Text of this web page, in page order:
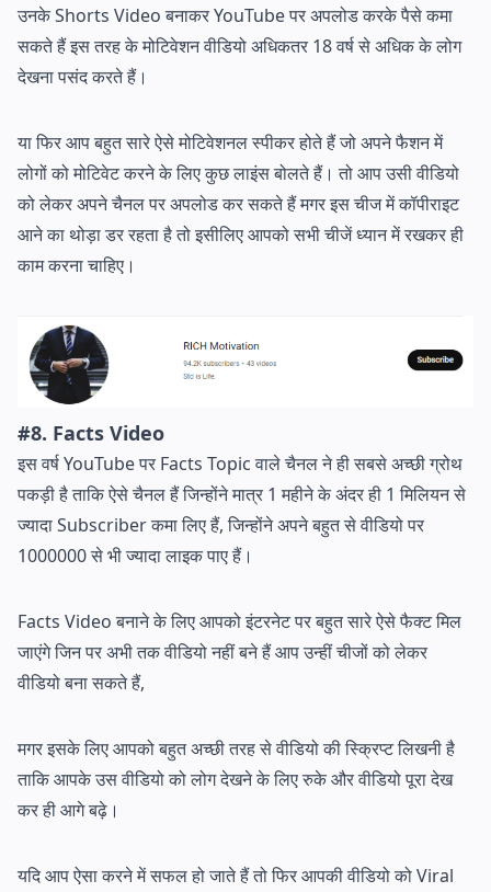
उनके Shorts Video बनाकर YouTube पर अपलोड करके पैसे कमा
सकते हैं इस तरह के मोटिवेशन वीडियो अधिकतर 18 वर्ष से अधिक के लोग
देखना पसंद करते हैं।
या फिर आप बहुत सारे ऐसे मोटिवेशनल स्पीकर होते हैं जो अपने फैशन में
लोगों को मोटिवेट करने के लिए कुछ लाइंस बोलते हैं। तो आप उसी वीडियो
को लेकर अपने चैनल पर अपलोड कर सकते हैं मगर इस चीज में कॉपीराइट
आने का थोड़ा डर रहता है तो इसीलिए आपको सभी चीजें ध्यान में रखकर ही
काम करना चाहिए।
#8. Facts Video
इस वर्ष YouTube पर Facts Topic वाले चैनल ने ही सबसे अच्छी ग्रोथ
पकड़ी है ताकि ऐसे चैनल हैं जिन्होंने मात्र 1 महीने के अंदर ही 1 मिलियन से
ज्यादा Subscriber कमा लिए हैं, जिन्होंने अपने बहुत से वीडियो पर
1000000 से भी ज्यादा लाइक पाए हैं।
Facts Video बनाने के लिए आपको इंटरनेट पर बहुत सारे ऐसे फैक्ट मिल
जाएंगे जिन पर अभी तक वीडियो नहीं बने हैं आप उन्हीं चीजों को लेकर
वीडियो बना सकते हैं,
मगर इसके लिए आपको बहुत अच्छी तरह से वीडियो की स्क्रिप्ट लिखनी है
ताकि आपके उस वीडियो को लोग देखने के लिए रुके और वीडियो पूरा देख
कर ही आगे बढ़े।
यदि आप ऐसा करने में सफल हो जाते हैं तो फिर आपकी वीडियो को Viral